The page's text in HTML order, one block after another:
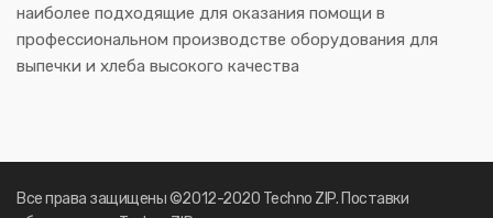
наиболее подходящие для оказания помощи в
профессиональном производстве оборудования для
выпечки и хлеба высокого качества
Все права защищены ©2012-2020 Techno ZIP. Поставки